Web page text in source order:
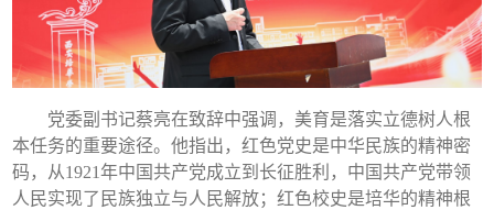
党委副书记蔡亮在致辞中强调，美育是落实立德树人根
本任务的重要途径。他指出，红色党史是中华民族的精神密
码，从1921年中国共产党成立到长征胜利，中国共产党带领
人民实现了民族独立与人民解放；红色校史是培华的精神根